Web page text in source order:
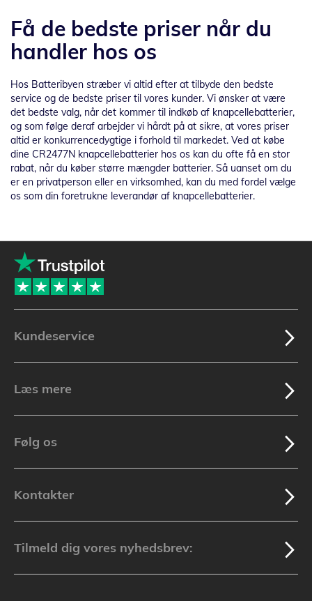
Få de bedste priser når du
handler hos os
Hos Batteribyen stræber vi altid efter at tilbyde den bedste
service og de bedste priser til vores kunder. Vi ønsker at være
det bedste valg, når det kommer til indkøb af knapcellebatterier,
og som følge deraf arbejder vi hårdt på at sikre, at vores priser
altid er konkurrencedygtige i forhold til markedet. Ved at købe
dine CR2477N knapcellebatterier hos os kan du ofte få en stor
rabat, når du køber større mængder batterier. Så uanset om du
er en privatperson eller en virksomhed, kan du med fordel vælge
os som din foretrukne leverandør af knapcellebatterier.
Kundeservice
Læs mere
Følg os
Kontakter
Tilmeld dig vores nyhedsbrev: